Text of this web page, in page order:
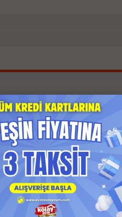
Anında Kargo
Ücretsiz Kargo
Kapıda Ödeme